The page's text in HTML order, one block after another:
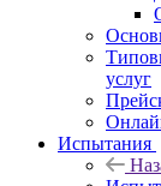
услуг
Испытания